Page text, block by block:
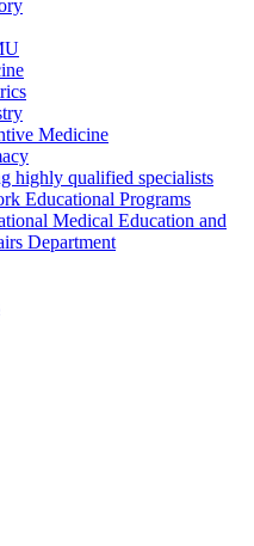
Medicine
highly qualified specialists
Educational Programs
Medical Education and
Department